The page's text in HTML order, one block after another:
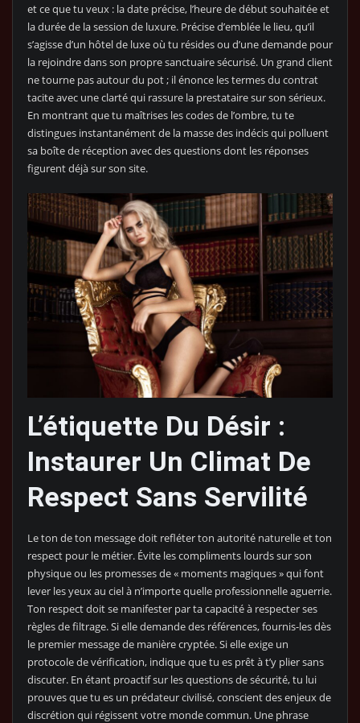
et ce que tu veux : la date précise, l’heure de début souhaitée et
la durée de la session de luxure. Précise d’emblée le lieu, qu’il
s’agisse d’un hôtel de luxe où tu résides ou d’une demande pour
la rejoindre dans son propre sanctuaire sécurisé. Un grand client
ne tourne pas autour du pot ; il énonce les termes du contrat
tacite avec une clarté qui rassure la prestataire sur son sérieux.
En montrant que tu maîtrises les codes de l’ombre, tu te
distingues instantanément de la masse des indécis qui polluent
sa boîte de réception avec des questions dont les réponses
figurent déjà sur son site.
L’étiquette Du Désir :
Instaurer Un Climat De
Respect Sans Servilité
Le ton de ton message doit refléter ton autorité naturelle et ton
respect pour le métier. Évite les compliments lourds sur son
physique ou les promesses de « moments magiques » qui font
lever les yeux au ciel à n’importe quelle professionnelle aguerrie.
Ton respect doit se manifester par ta capacité à respecter ses
règles de filtrage. Si elle demande des références, fournis-les dès
le premier message de manière cryptée. Si elle exige un
protocole de vérification, indique que tu es prêt à t’y plier sans
discuter. En étant proactif sur les questions de sécurité, tu lui
prouves que tu es un prédateur civilisé, conscient des enjeux de
discrétion qui régissent votre monde commun. Une phrase